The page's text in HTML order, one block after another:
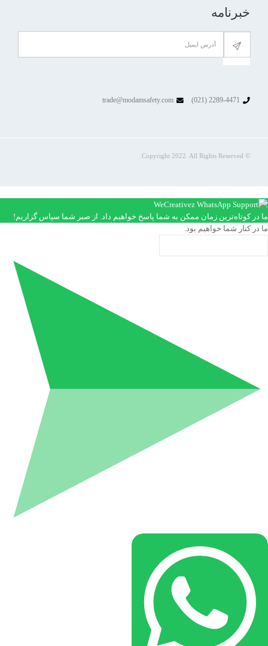
خبرنامه
trade@modamsafety.com
© Copyright 2022. All Rights Reserved.
ما در کوتاه‌ترین زمان ممکن به شما پاسخ خواهیم داد. از صبر شما سپاس گزاریم!
ما در کنار شما خواهیم بود.